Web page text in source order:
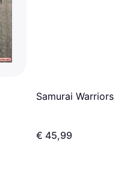
Samurai Warriors 3
€ 45,99